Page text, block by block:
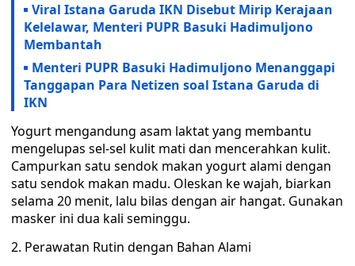
Viral Istana Garuda IKN Disebut Mirip Kerajaan
Kelelawar, Menteri PUPR Basuki Hadimuljono
Membantah
Menteri PUPR Basuki Hadimuljono Menanggapi
Tanggapan Para Netizen soal Istana Garuda di
IKN
Yogurt mengandung asam laktat yang membantu
mengelupas sel-sel kulit mati dan mencerahkan kulit.
Campurkan satu sendok makan yogurt alami dengan
satu sendok makan madu. Oleskan ke wajah, biarkan
selama 20 menit, lalu bilas dengan air hangat. Gunakan
masker ini dua kali seminggu.
2. Perawatan Rutin dengan Bahan Alami